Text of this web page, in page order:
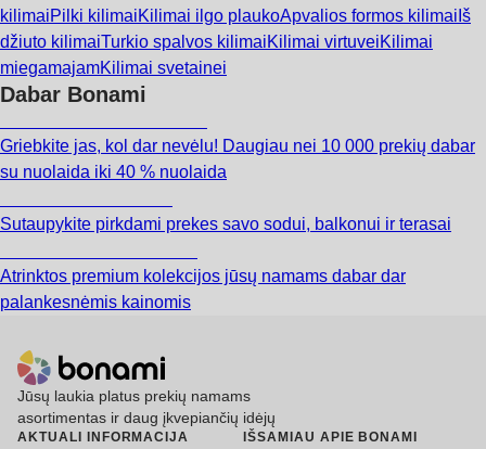
kilimaiPilki kilimaiKilimai ilgo plaukoApvalios formos kilimai Iš
džiuto kilimaiTurkio spalvos kilimaiKilimai virtuveiKilimai
miegamajamKilimai svetainei
Dabar Bonami
Griebkite jas, kol dar nevėlu! Daugiau nei 10 000 prekių dabar
su nuolaida iki 40 % nuolaida
Sutaupykite pirkdami prekes savo sodui, balkonui ir terasai
Atrinktos premium kolekcijos jūsų namams dabar dar
palankesnėmis kainomis
Jūsų laukia platus prekių namams
asortimentas ir daug įkvepiančių idėjų
AKTUALI INFORMACIJA IŠSAMIAU APIE BONAMI